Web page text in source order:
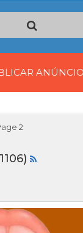
ANÚNCIO
2